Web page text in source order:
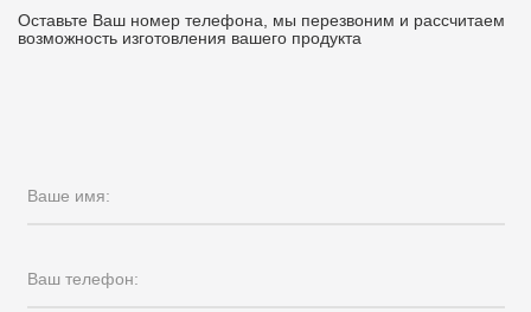
Оставьте Ваш номер телефона, мы перезвоним и рассчитаем
возможность изготовления вашего продукта
Ваше имя:
Ваш телефон: